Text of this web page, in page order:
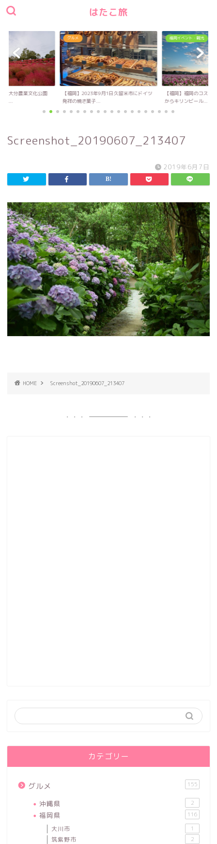
はたこ旅
！大分農業文化公園
キ...
グルメ
【福岡】2023年9月1日久留米市にドイツ
発祥の焼き菓子...
福岡イベント・観光
【福岡】福岡のコスモ
からキリンビール...
Screenshot_20190607_213407
2019年6月7日
HOME Screenshot_20190607_213407
カテゴリー
グルメ 155
沖縄県 2
福岡県 116
大川市 1
筑紫野市 2